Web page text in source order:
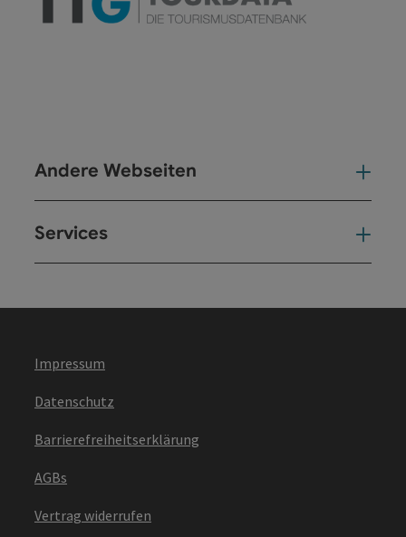
Andere Webseiten
Services
Impressum
Datenschutz
Barrierefreiheitserklärung
AGBs
Vertrag widerrufen